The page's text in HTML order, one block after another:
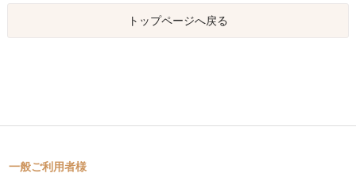
トップページへ戻る
一般ご利用者様